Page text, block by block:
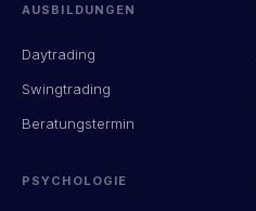
AUSBILDUNGEN
Daytrading
Swingtrading
Beratungstermin
PSYCHOLOGIE